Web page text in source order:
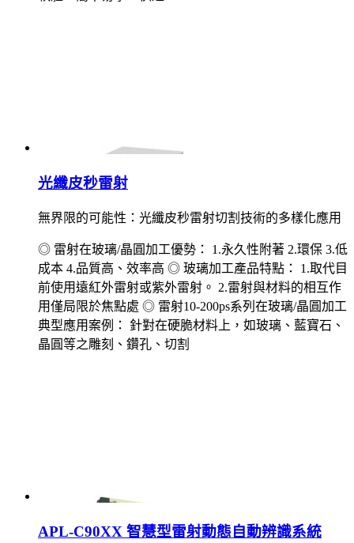
光纖皮秒雷射
無界限的可能性：光纖皮秒雷射切割技術的多樣化應用
◎ 雷射在玻璃/晶圓加工優勢： 1.永久性附著 2.環保 3.低
成本 4.品質高、效率高 ◎ 玻璃加工產品特點： 1.取代目
前使用遠紅外雷射或紫外雷射。 2.雷射與材料的相互作
用僅局限於焦點處 ◎ 雷射10-200ps系列在玻璃/晶圓加工
典型應用案例： 針對在硬脆材料上，如玻璃、藍寶石、
晶圓等之雕刻、鑽孔、切割
APL-C90XX 智慧型雷射動態自動辨識系統